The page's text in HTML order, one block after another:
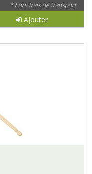
* hors frais de transport
Ajouter